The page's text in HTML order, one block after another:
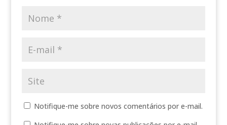
Notifique-me sobre novos comentários por e-mail.